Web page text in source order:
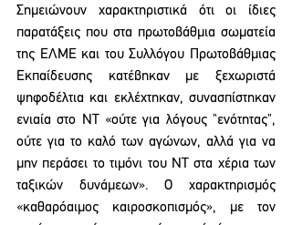
Σημειώνουν χαρακτηριστικά ότι οι ίδιες
παρατάξεις που στα πρωτοβάθμια σωματεία
της ΕΛΜΕ και του Συλλόγου Πρωτοβάθμιας
Εκπαίδευσης κατέβηκαν με ξεχωριστά
ψηφοδέλτια και εκλέχτηκαν, συνασπίστηκαν
ενιαία στο ΝΤ «ούτε για λόγους "ενότητας",
ούτε για το καλό των αγώνων, αλλά για να
μην περάσει το τιμόνι του ΝΤ στα χέρια των
ταξικών δυνάμεων». Ο χαρακτηρισμός
«καθαρόαιμος καιροσκοπισμός», με τον